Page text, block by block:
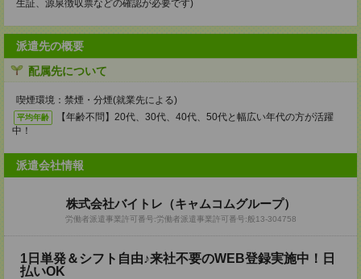
生証、源泉徴収票などの確認が必要です)
派遣先の概要
配属先について
喫煙環境：禁煙・分煙(就業先による)
平均年齢
【年齢不問】20代、30代、40代、50代と幅広い年代の方が活躍
中！
派遣会社情報
株式会社バイトレ（キャムコムグループ）
労働者派遣事業許可番号:労働者派遣事業許可番号:般13-304758
1日単発＆シフト自由♪来社不要のWEB登録実施中！日
払いOK